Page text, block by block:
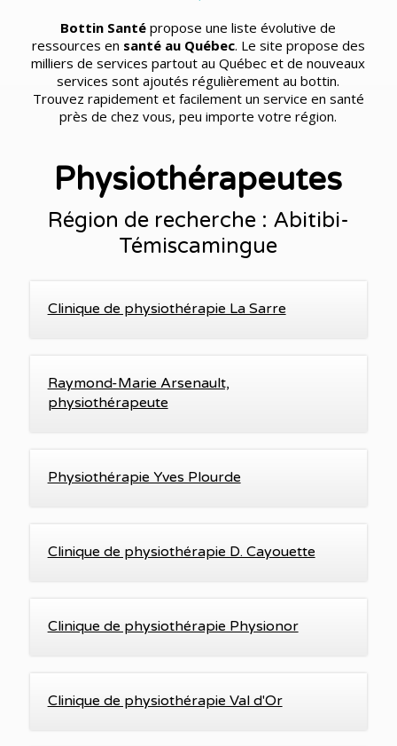
Bottin Santé propose une liste évolutive de
ressources en santé au Québec. Le site propose des
milliers de services partout au Québec et de nouveaux
services sont ajoutés régulièrement au bottin.
Trouvez rapidement et facilement un service en santé
près de chez vous, peu importe votre région.
Physiothérapeutes
Région de recherche : Abitibi-
Témiscamingue
Clinique de physiothérapie La Sarre
Raymond-Marie Arsenault,
physiothérapeute
Physiothérapie Yves Plourde
Clinique de physiothérapie D. Cayouette
Clinique de physiothérapie Physionor
Clinique de physiothérapie Val d'Or